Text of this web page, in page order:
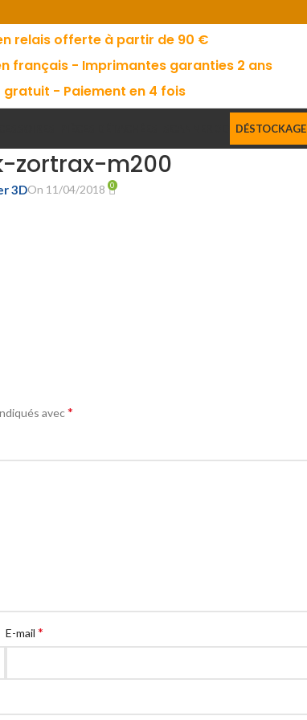
relais offerte à partir de 90 €
français - Imprimantes garanties 2 ans
gratuit - Paiement en 4 fois
DÉSTOCKAGE
zortrax-m200
3DOn 11/04/2018 0
avec*
E-mail*